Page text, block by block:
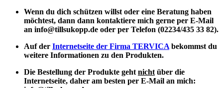
Wenn du dich schützen willst oder eine Beratung haben
möchtest, dann dann kontaktiere mich gerne per E-Mail
an info@tillsukopp.de oder per Telefon (02234/435 33 82).
Auf der Internetseite der Firma TERVICA bekommst du
weitere Informationen zu den Produkten.
Die Bestellung der Produkte geht nicht über die
Internetseite, daher am besten per E-Mail an mich: